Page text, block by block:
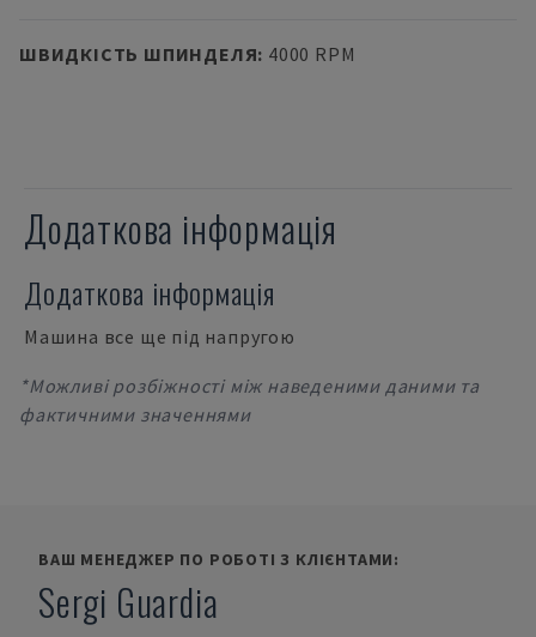
ШВИДКІСТЬ ШПИНДЕЛЯ: 4000 RPM
Додаткова інформація
Додаткова інформація
Машина все ще під напругою
*Можливі розбіжності між наведеними даними та
фактичними значеннями
ВАШ МЕНЕДЖЕР ПО РОБОТІ З КЛІЄНТАМИ:
Sergi Guardia